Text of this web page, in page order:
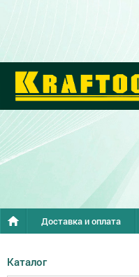
Доставка и оплата
Каталог